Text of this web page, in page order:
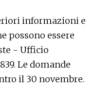
informazioni e
possono essere
- Ufficio
Le domande
il 30 novembre.